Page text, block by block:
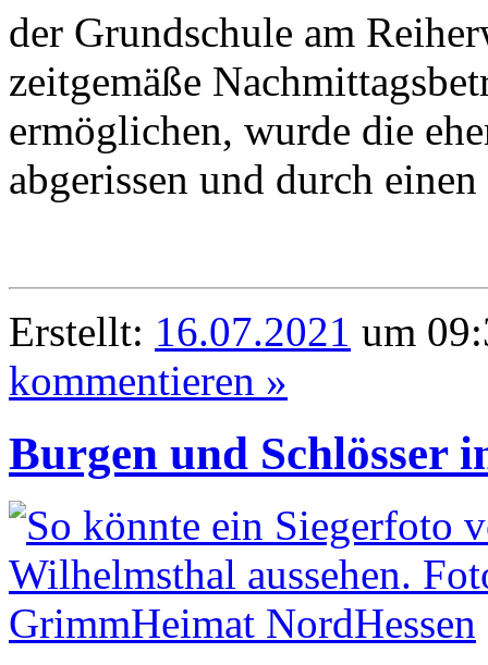
der Grundschule am
zeitgemäße
ermöglichen, wurde die
abgerissen und durch
Erstellt: 16.07.2021 um
kommentieren »
Burgen und Schlösser